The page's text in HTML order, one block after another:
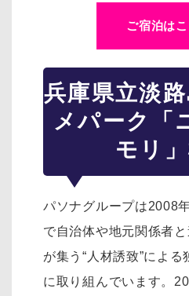
ご宿泊はこ
兵庫県立淡
メパーク「
モリ
パソナグループは2008
で自治体や地元関係者
が集う“人材誘致”によ
に取り組んでいます。